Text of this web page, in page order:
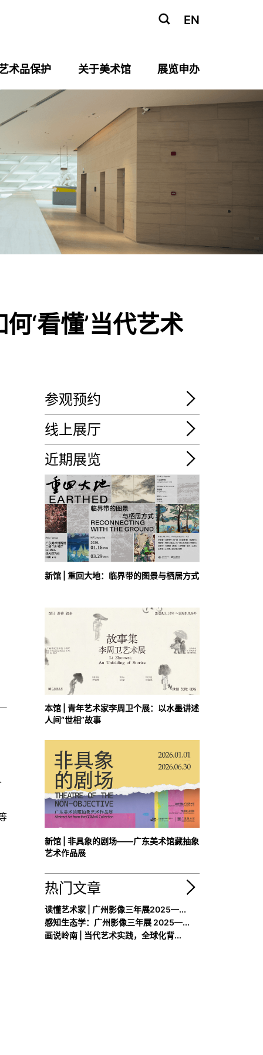
EN
术品保护 关于美术馆 展览申办
‘看懂’当代艺术
参观预约
线上展厅
近期展览
新馆 | 重回大地：临界带的图景与栖居方式
本馆 | 青年艺术家李周卫个展：以水墨讲述
人间“世相”故事
新馆 | 非具象的剧场——广东美术馆藏抽象
艺术作品展
热门文章
读懂艺术家 | 广州影像三年展2025—...
感知生态学：广州影像三年展 2025—...
画说岭南 | 当代艺术实践，全球化背...